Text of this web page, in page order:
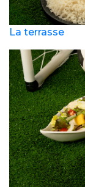
La terrasse